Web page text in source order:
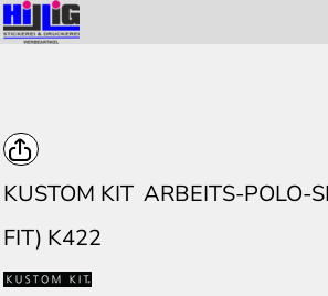
KUSTOM KIT ARBEITS-POLO-
FIT) K422